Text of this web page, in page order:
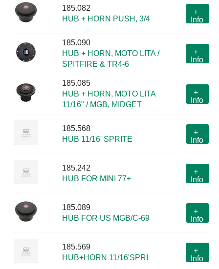
185.082
HUB + HORN PUSH, 3/4
+
Info
185.090
HUB + HORN, MOTO LITA /
SPITFIRE & TR4-6
+
Info
185.085
HUB + HORN, MOTO LITA
11/16" / MGB, MIDGET
+
Info
185.568
HUB 11/16' SPRITE
+
Info
185.242
HUB FOR MINI 77+
+
Info
185.089
HUB FOR US MGB/C-69
+
Info
185.569
HUB+HORN 11/16'SPRI
+
Info